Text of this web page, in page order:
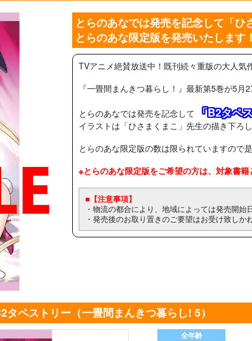
とらのあなでは発売を記念して「
とらのあな限定版を発売いたします！
TVアニメ絶賛放送中！既刊続々重版の大人気
『一畳間まんきつ暮らし！』最新第5巻が5月
とらのあなでは発売を記念して 「B2タペ
イラストは「ひさまくまこ」先生の描き下ろし
とらのあな限定版の数は限られていますので
※とらのあな限定版をご希望の方は、対象書
■【注意事項】
・物流の都合により、地域によっては発売開始
・発売後のお取り置きのご要望はお受け致しか
ペストリー（一畳間まんきつ暮らし! 5）
全年齢